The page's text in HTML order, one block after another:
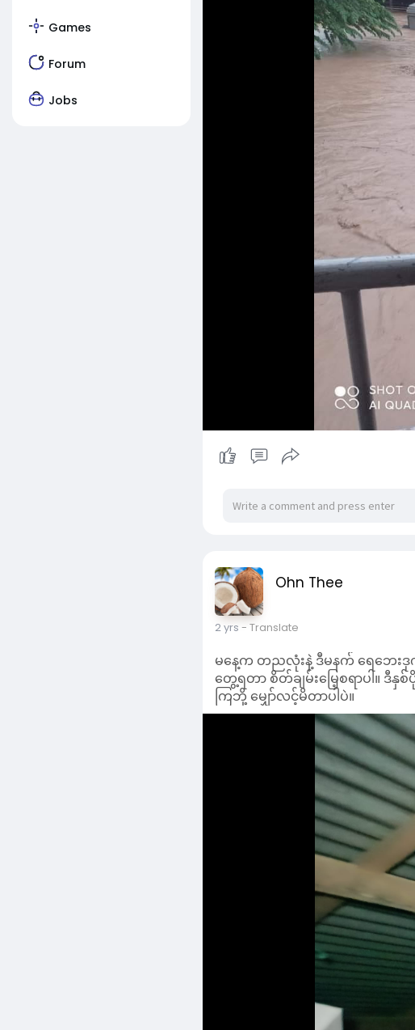
Games
Forum
Jobs
2 yrs- Translate
မနေ့က တညလုံးနဲ့ ဒီမနက် ရေဘေးဒု
တွေ့ရတာ စိတ်ချမ်းမြေ့စရာပါ။
ကြဘို့ မျှော်လင့်မိတာပါပဲ။